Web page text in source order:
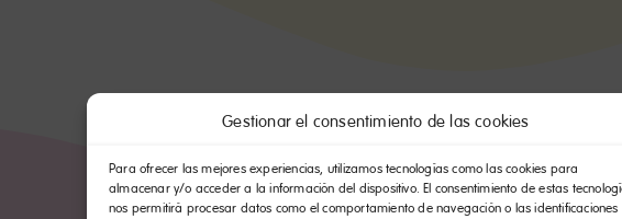
Gestionar el consentimiento de las cookies
Para ofrecer las mejores experiencias, utilizamos tecnologías como las cookies para
almacenar y/o acceder a la información del dispositivo. El consentimiento de estas
nos permitirá procesar datos como el comportamiento de navegación o las identificaciones